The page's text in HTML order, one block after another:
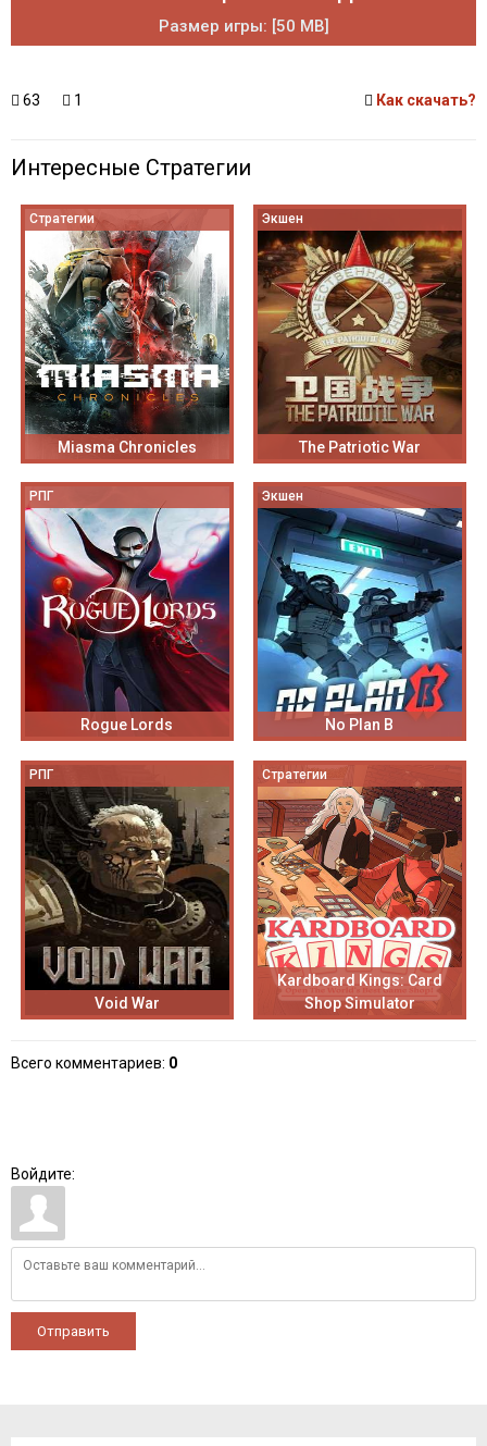
Размер игры: [50 MB]
63 1 Как скачать?
Интересные Стратегии
Стратегии
Miasma Chronicles
Экшен
The Patriotic War
РПГ
Rogue Lords
Экшен
No Plan B
РПГ
Void War
Стратегии
Kardboard Kings: Card
Shop Simulator
Всего комментариев: 0
Войдите:
Отправить